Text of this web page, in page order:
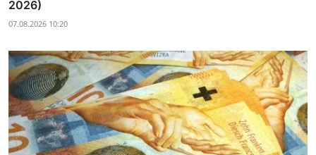
2026)
07.08.2026 10:20